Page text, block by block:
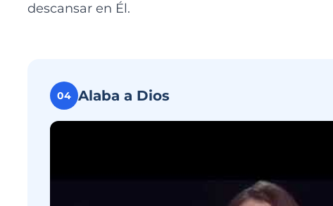
descansar en Él.
04 Alaba a Dios